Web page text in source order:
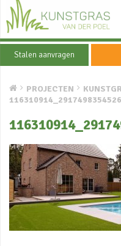
Stalen aanvragen
PROJECTEN